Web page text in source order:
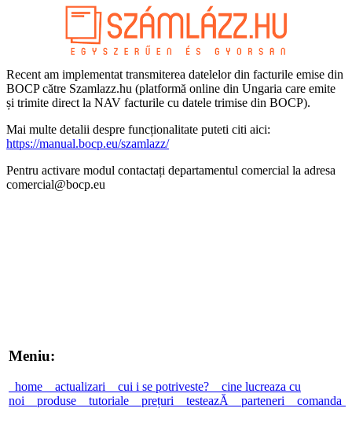
Recent am implementat transmiterea datelelor din facturile emise din
BOCP către Szamlazz.hu (platformă online din Ungaria care emite
și trimite direct la NAV facturile cu datele trimise din BOCP).
Mai multe detalii despre funcționalitate puteti citi aici:
https://manual.bocp.eu/szamlazz/
Pentru activare modul contactați departamentul comercial la adresa
comercial@bocp.eu
Meniu:
home actualizari cui i se potriveste?
cine lucreaza cu
noi
produse tutoriale prețuri testeazĂ parteneri comanda